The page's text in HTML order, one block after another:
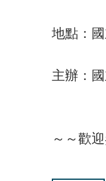
地點：
主辦：
～～歡